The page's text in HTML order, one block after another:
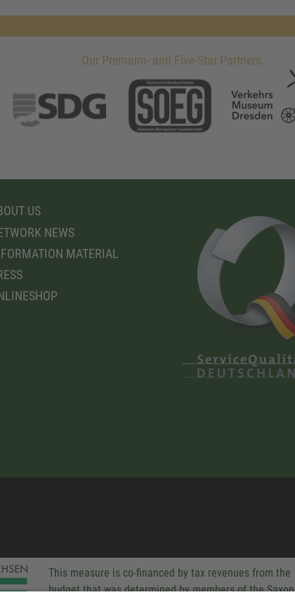
Our Premium- and Five-Star Partners
US
NEWS
MATERIAL
This measure is co-financed by tax revenues from the
budget that was determined by members of the Saxon